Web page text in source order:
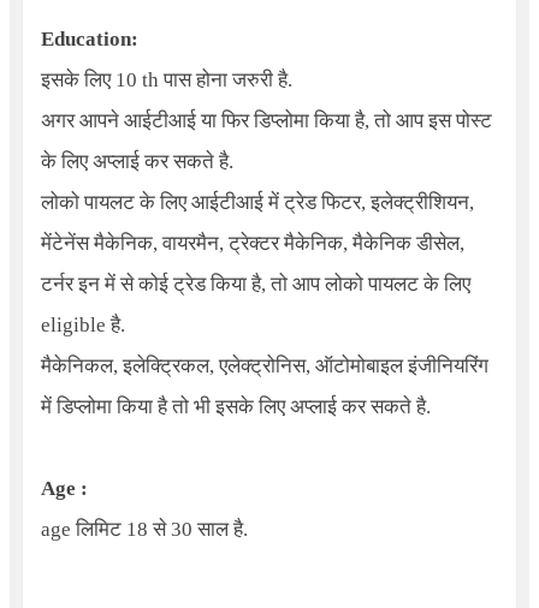
Education:
इसके लिए 10 th पास होना जरुरी है.
अगर आपने आईटीआई या फिर डिप्लोमा किया है, तो आप इस पोस्ट
के लिए अप्लाई कर सकते है.
लोको पायलट के लिए आईटीआई में ट्रेड फिटर, इलेक्ट्रीशियन,
मेंटेनेंस मैकेनिक, वायरमैन, ट्रेक्टर मैकेनिक, मैकेनिक डीसेल,
टर्नर इन में से कोई ट्रेड किया है, तो आप लोको पायलट के लिए
eligible है.
मैकेनिकल, इलेक्ट्रिकल, एलेक्ट्रोनिस, ऑटोमोबाइल इंजीनियरिंग
में डिप्लोमा किया है तो भी इसके लिए अप्लाई कर सकते है.
Age :
age लिमिट 18 से 30 साल है.